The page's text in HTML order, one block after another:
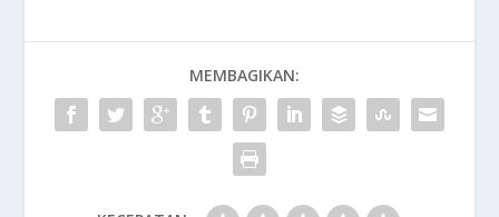
MEMBAGIKAN: